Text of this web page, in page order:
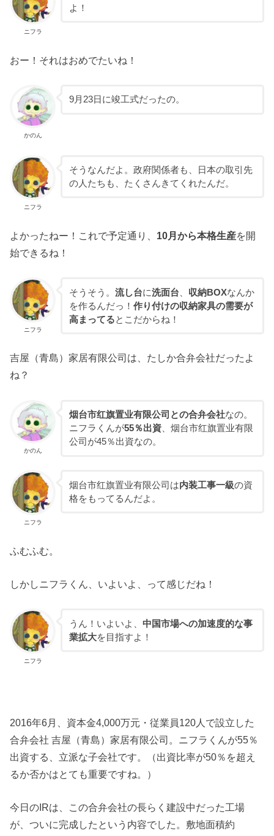
ニフラ
よ！
おー！それはおめでたいね！
かのん
9月23日に竣工式だったの。
ニフラ
そうなんだよ。政府関係者も、日本の取引先
の人たちも、たくさんきてくれたんだ。
よかったねー！これで予定通り、 10月から本格生産を開
始できるね！
ニフラ
そうそう。 流し台に洗面台 収納BOXなんか
を作るんだっ！ 作り付けの収納家具の需要が
高まってるとこだからね！
吉屋（青島）家居有限公司は、たしか合弁会社だったよ
ね？
かのん
烟台市红旗置业有限公司との合弁会社なの。
ニフラくんが55％出資、烟台市红旗置业有限
公司が45％出資なの。
ニフラ
烟台市红旗置业有限公司は内装工事一級の資
格をもってるんだよ。
ふむふむ。
しかしニフラくん、いよいよ、って感じだね！
ニフラ
うん！いよいよ、 中国市場への加速度的な事
業拡大を目指すよ！
2016年6月、資本金4,000万元・従業員120人で設立した
合弁会社 吉屋（青島）家居有限公司。ニフラくんが55％
出資する、立派な子会社です。（出資比率が50％を超え
るか否かはとても重要ですね。）
今日のIRは、この合弁会社の長らく建設中だった工場
が、ついに完成したという内容でした。敷地面積約